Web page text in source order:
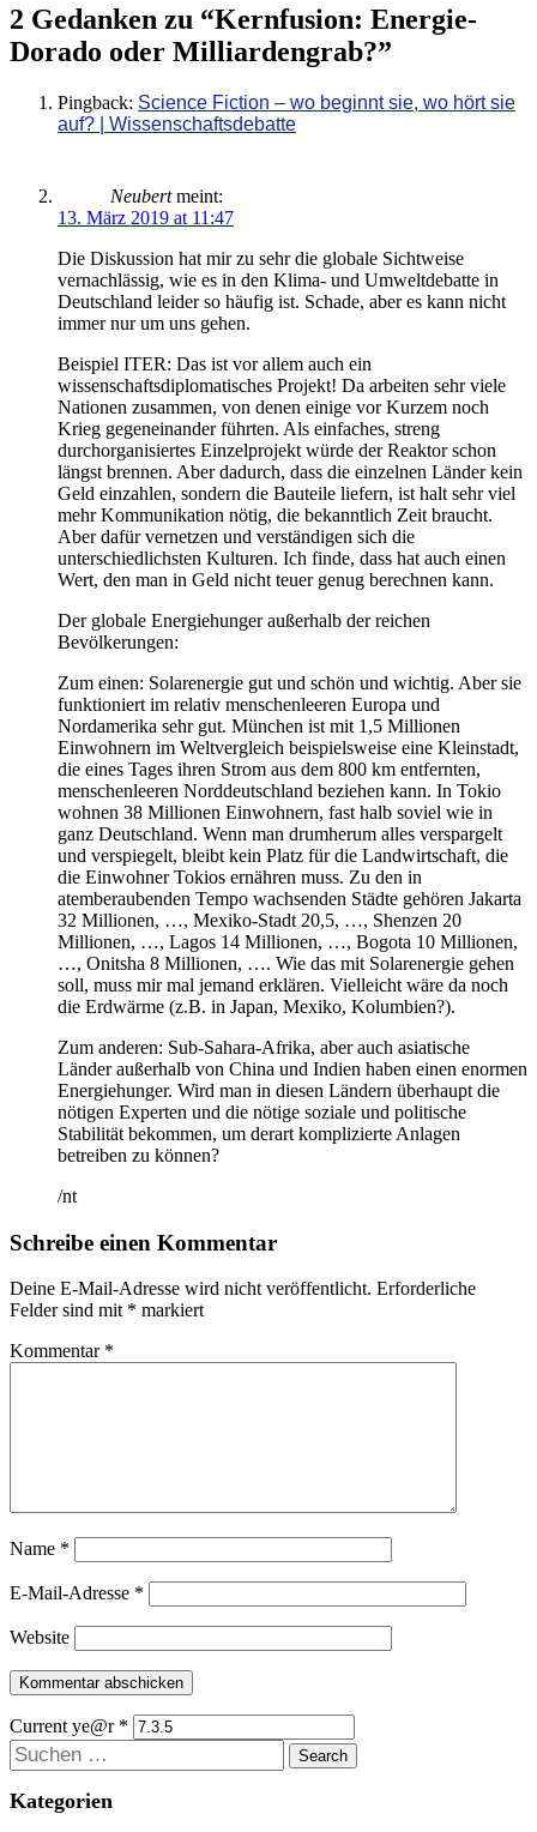
2 Gedanken zu “Kernfusion: Energie-
Dorado oder Milliardengrab?”
Pingback: Science Fiction – wo beginnt sie, wo hört sie
auf? | Wissenschaftsdebatte
Neubert meint:
13. März 2019 at 11:47
Die Diskussion hat mir zu sehr die globale Sichtweise
vernachlässig, wie es in den Klima- und Umweltdebatte in
Deutschland leider so häufig ist. Schade, aber es kann nicht
immer nur um uns gehen.
Beispiel ITER: Das ist vor allem auch ein
wissenschaftsdiplomatisches Projekt! Da arbeiten sehr viele
Nationen zusammen, von denen einige vor Kurzem noch
Krieg gegeneinander führten. Als einfaches, streng
durchorganisiertes Einzelprojekt würde der Reaktor schon
längst brennen. Aber dadurch, dass die einzelnen Länder kein
Geld einzahlen, sondern die Bauteile liefern, ist halt sehr viel
mehr Kommunikation nötig, die bekanntlich Zeit braucht.
Aber dafür vernetzen und verständigen sich die
unterschiedlichsten Kulturen. Ich finde, dass hat auch einen
Wert, den man in Geld nicht teuer genug berechnen kann.
Der globale Energiehunger außerhalb der reichen
Bevölkerungen:
Zum einen: Solarenergie gut und schön und wichtig. Aber sie
funktioniert im relativ menschenleeren Europa und
Nordamerika sehr gut. München ist mit 1,5 Millionen
Einwohnern im Weltvergleich beispielsweise eine Kleinstadt,
die eines Tages ihren Strom aus dem 800 km entfernten,
menschenleeren Norddeutschland beziehen kann. In Tokio
wohnen 38 Millionen Einwohnern, fast halb soviel wie in
ganz Deutschland. Wenn man drumherum alles verspargelt
und verspiegelt, bleibt kein Platz für die Landwirtschaft, die
die Einwohner Tokios ernähren muss. Zu den in
atemberaubenden Tempo wachsenden Städte gehören Jakarta
32 Millionen, …, Mexiko-Stadt 20,5, …, Shenzen 20
Millionen, …, Lagos 14 Millionen, …, Bogota 10 Millionen,
…, Onitsha 8 Millionen, …. Wie das mit Solarenergie gehen
soll, muss mir mal jemand erklären. Vielleicht wäre da noch
die Erdwärme (z.B. in Japan, Mexiko, Kolumbien?).
Zum anderen: Sub-Sahara-Afrika, aber auch asiatische
Länder außerhalb von China und Indien haben einen enormen
Energiehunger. Wird man in diesen Ländern überhaupt die
nötigen Experten und die nötige soziale und politische
Stabilität bekommen, um derart komplizierte Anlagen
betreiben zu können?
/nt
Schreibe einen Kommentar
Deine E-Mail-Adresse wird nicht veröffentlicht. Erforderliche
Felder sind mit * markiert
Kommentar *
Name *
E-Mail-Adresse *
Website
Current ye@r *
Suchen
Kategorien